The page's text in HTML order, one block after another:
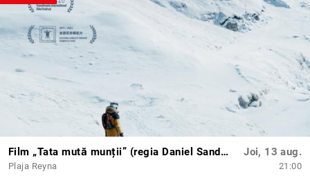
Film „Tata mută munții” (regia Daniel Sandu) + Q&A cu regizorul
Plaja Reyna
Joi, 13 aug.
21:00